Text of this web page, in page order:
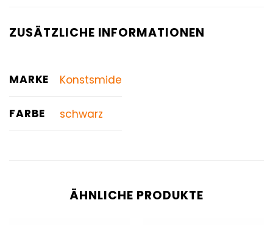
ZUSÄTZLICHE INFORMATIONEN
MARKE Konstsmide
FARBE schwarz
ÄHNLICHE PRODUKTE